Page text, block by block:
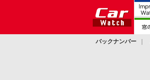
バックナンバー